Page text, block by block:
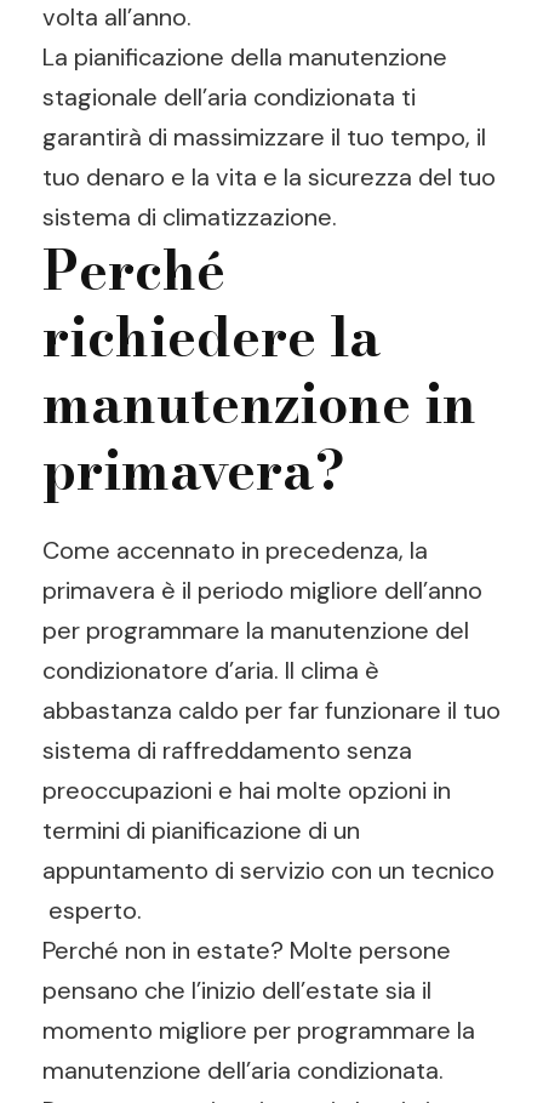
volta all’anno.
La pianificazione della manutenzione
stagionale dell’aria condizionata ti
garantirà di massimizzare il tuo tempo, il
tuo denaro e la vita e la sicurezza del tuo
sistema di climatizzazione.
Perché
richiedere la
manutenzione in
primavera?
Come accennato in precedenza, la
primavera è il periodo migliore dell’anno
per programmare la manutenzione del
condizionatore d’aria. Il clima è
abbastanza caldo per far funzionare il tuo
sistema di raffreddamento senza
preoccupazioni e hai molte opzioni in
termini di pianificazione di un
appuntamento di servizio con un tecnico
esperto.
Perché non in estate? Molte persone
pensano che l’inizio dell’estate sia il
momento migliore per programmare la
manutenzione dell’aria condizionata.